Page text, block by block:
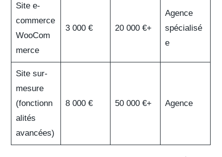
Site e-
commerce
WooCom
merce
3 000 € 20 000 €+
Agence
spécialisé
e
Site sur-
mesure
(fonctionn
alités
avancées)
8 000 € 50 000 €+ Agence